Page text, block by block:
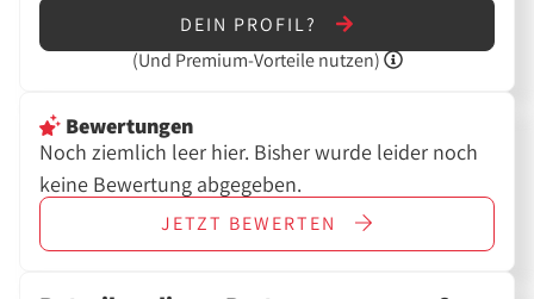
DEIN PROFIL?
(Und Premium-Vorteile nutzen)
Bewertungen
Noch ziemlich leer hier. Bisher wurde leider noch
keine Bewertung abgegeben.
JETZT BEWERTEN